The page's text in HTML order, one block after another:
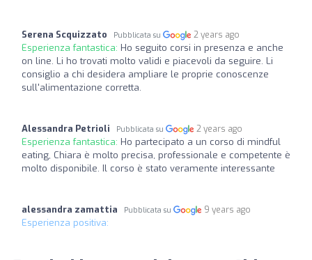
Serena Scquizzato Pubblicata su 2 years ago
Esperienza fantastica: Ho seguito corsi in presenza e anche
on line. Li ho trovati molto validi e piacevoli da seguire. Li
consiglio a chi desidera ampliare le proprie conoscenze
sull'alimentazione corretta.
Alessandra Petrioli Pubblicata su 2 years ago
Esperienza fantastica: Ho partecipato a un corso di mindful
eating, Chiara è molto precisa, professionale e competente è
molto disponibile. Il corso è stato veramente interessante
alessandra zamattia Pubblicata su 9 years ago
Esperienza positiva: